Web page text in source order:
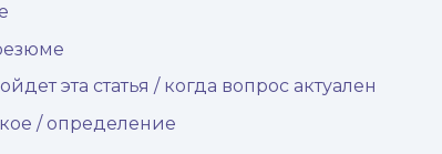
эта статья / когда вопрос актуален
/ определение